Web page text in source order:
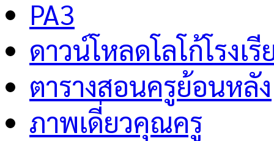
PA3
ดาวน์โหลดโลโก้โรงเ
ตารางสอนครูย้อนหลัง
ภาพเดี่ยวคุณครู